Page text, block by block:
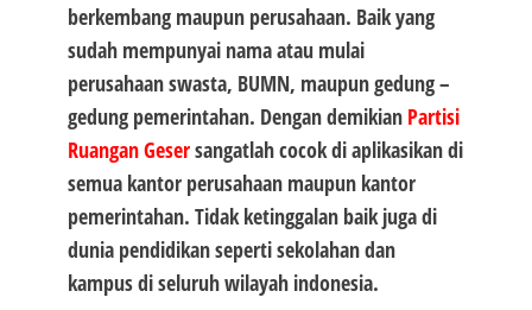
berkembang maupun perusahaan. Baik yang
sudah mempunyai nama atau mulai
perusahaan swasta, BUMN, maupun gedung –
gedung pemerintahan. Dengan demikian Partisi
Ruangan Gesersangatlah cocok di aplikasikan di
semua kantor perusahaan maupun kantor
pemerintahan. Tidak ketinggalan baik juga di
dunia pendidikan seperti sekolahan dan
kampus di seluruh wilayah indonesia.